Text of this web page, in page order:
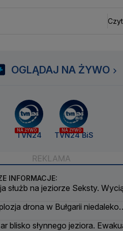
OGLĄDAJ NA ŻYWO
NA ŻYWO
TVN24
NA ŻYWO
TVN24 BiS
INFORMACJE:
służb na jeziorze Seksty.
drona w Bułgarii niedaleko
blisko słynnego jeziora.